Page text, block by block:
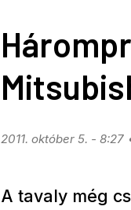
2011. október 5. - 8:27
A tavaly még